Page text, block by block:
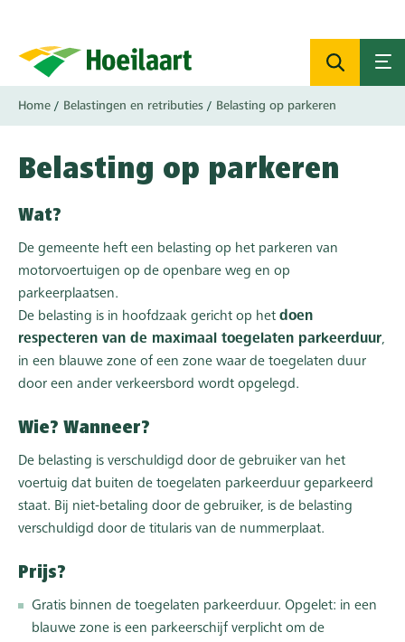
naar
inhoud
gaan
Kruimelpad
Home Belastingen en retributies Belasting op parkeren
Belasting op parkeren
Wat?
De gemeente heft een belasting op het parkeren van
motorvoertuigen op de openbare weg en op
parkeerplaatsen.
De belasting is in hoofdzaak gericht op het doen
respecteren van de maximaal toegelaten parkeerduur,
in een blauwe zone of een zone waar de toegelaten duur
door een ander verkeersbord wordt opgelegd.
Wie? Wanneer?
De belasting is verschuldigd door de gebruiker van het
voertuig dat buiten de toegelaten parkeerduur geparkeerd
staat. Bij niet-betaling door de gebruiker, is de belasting
verschuldigd door de titularis van de nummerplaat.
Prijs?
Gratis binnen de toegelaten parkeerduur. Opgelet: in een
blauwe zone is een parkeerschijf verplicht om de